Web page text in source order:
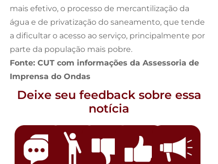
mais efetivo, o processo de mercantilização da
água e de privatização do saneamento, que tende
a dificultar o acesso ao serviço, principalmente por
parte da população mais pobre.
Fonte: CUT com informações da Assessoria de
Imprensa do Ondas
Deixe seu feedback sobre essa
notícia